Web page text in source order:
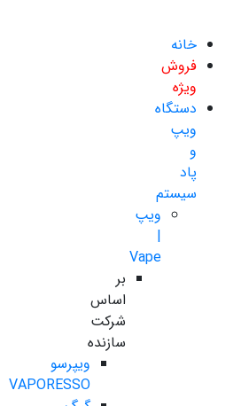
خانه
فروش
ویژه
دستگاه
ویپ
و
پاد
سیستم
ویپ
|
Vape
بر
اساس
شرکت
سازنده
ویپرسو
VAPORESSO